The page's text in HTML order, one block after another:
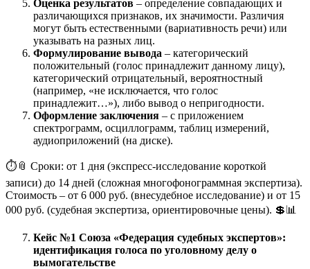
Оценка результатов – определение совпадающих и
различающихся признаков, их значимости. Различия
могут быть естественными (вариативность речи) или
указывать на разных лиц.
Формулирование вывода – категорический
положительный (голос принадлежит данному лицу),
категорический отрицательный, вероятностный
(например, «не исключается, что голос
принадлежит…»), либо вывод о непригодности.
Оформление заключения – с приложением
спектрограмм, осциллограмм, таблиц измерений,
аудиоприложений (на диске).
⏱️📎 Сроки: от 1 дня (экспресс-исследование короткой
записи) до 14 дней (сложная многофонограммная экспертиза).
Стоимость – от 6 000 руб. (внесудебное исследование) и от 15
000 руб. (судебная экспертиза, ориентировочные цены). 💲📊
Кейс №1 Союза «Федерация судебных экспертов»:
идентификация голоса по уголовному делу о
вымогательстве